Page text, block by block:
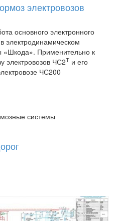
электровозов
основного электронного
электродинамическом
«Шкода». Применительно к
электровозов ЧС2Т и его
ЧС200
системы